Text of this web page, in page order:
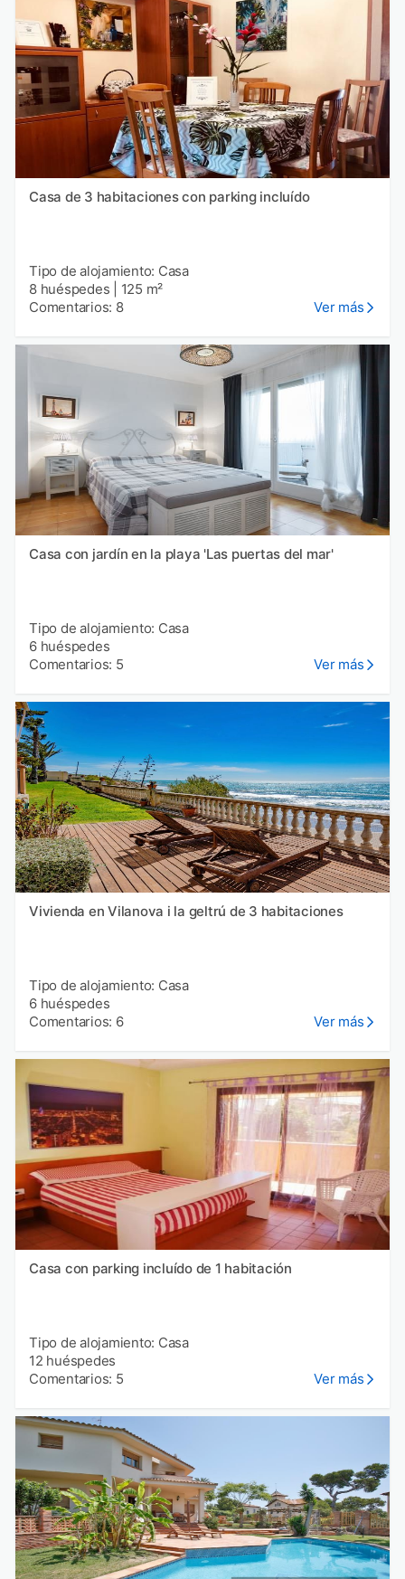
Casa de 3 habitaciones con parking incluído
Tipo de alojamiento: Casa
8 huéspedes
125 m²
Comentarios: 8
Ver más
Casa con jardín en la playa 'Las puertas del mar'
Tipo de alojamiento: Casa
6 huéspedes
Comentarios: 5
Ver más
Vivienda en Vilanova i la geltrú de 3 habitaciones
Tipo de alojamiento: Casa
6 huéspedes
Comentarios: 6
Ver más
Casa con parking incluído de 1 habitación
Tipo de alojamiento: Casa
12 huéspedes
Comentarios: 5
Ver más